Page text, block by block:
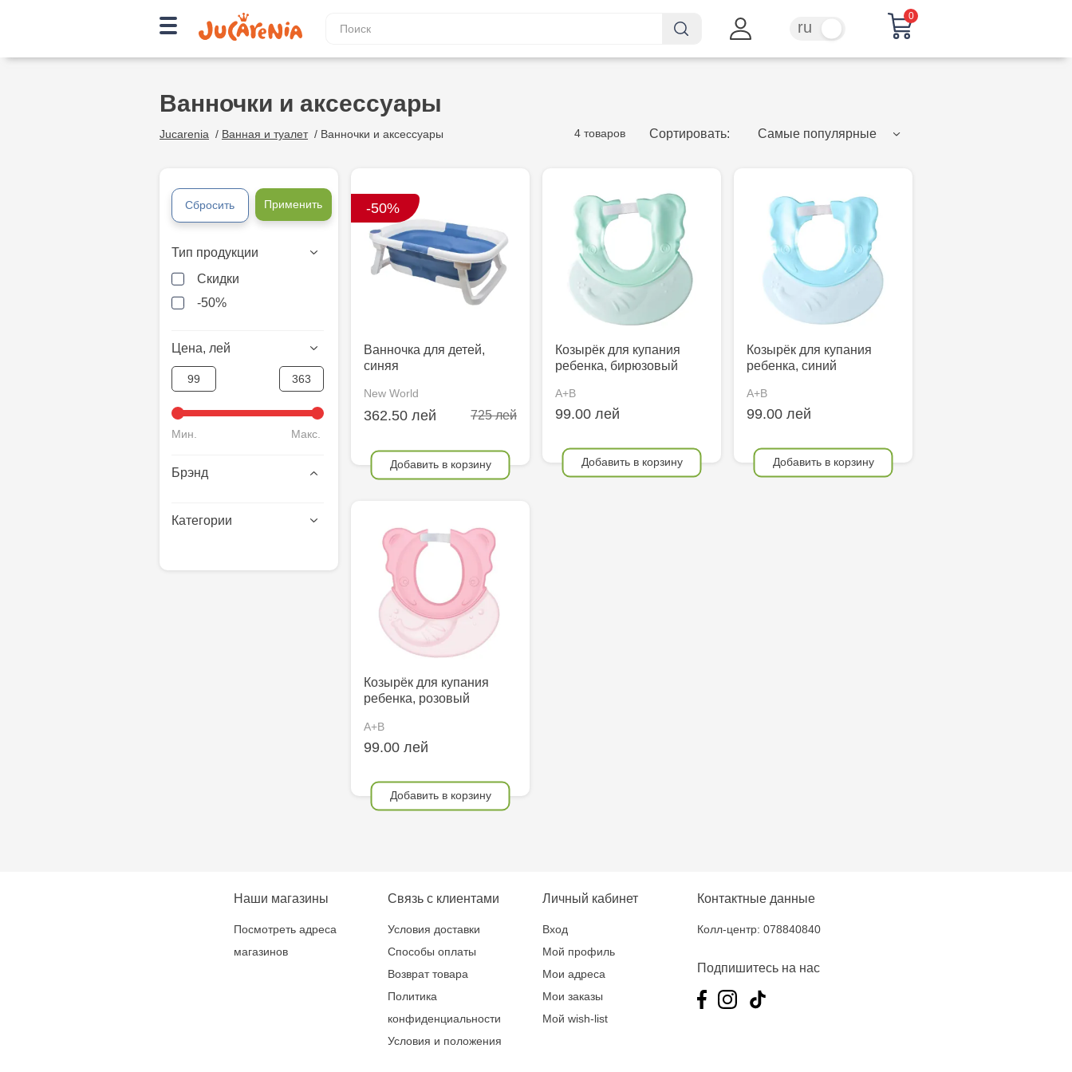
ru
0
Ванночки и аксессуары
Jucarenia / Ванная и туалет/ Ванночки и аксессуары 4 товаров Сортировать: Самые популярные
Сбросить Применить
Тип продукции
Скидки
-50%
Цена, лей
Мин. Макс.
Брэнд
Категории
-50%
Ванночка для детей,
синяя
New World
362.50 лей 725 лей
Добавить в корзину
Козырёк для купания
ребенка, бирюзовый
A+B
99.00 лей
Добавить в корзину
Козырёк для купания
ребенка, синий
A+B
99.00 лей
Добавить в корзину
Козырёк для купания
ребенка, розовый
A+B
99.00 лей
Добавить в корзину
Наши магазины
Посмотреть адреса
магазинов
Связь с клиентами
Условия доставки
Способы оплаты
Возврат товара
Политика
конфиденциальности
Условия и положения
Личный кабинет
Вход
Мой профиль
Мои адреса
Мои заказы
Мой wish-list
Контактные данные
Колл-центр: 078840840
Подпишитесь на нас